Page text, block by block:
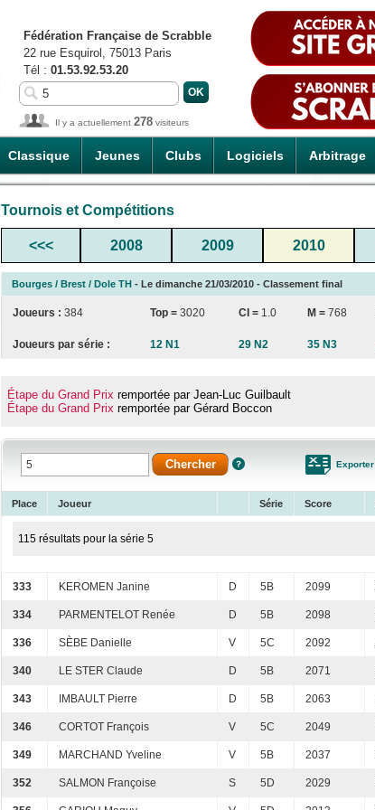
Classique Jeunes Clubs Logiciels Arbitrage
Fédération Française de Scrabble
22 rue Esquirol, 75013 Paris
Tél : 01.53.92.53.20
Il y a actuellement 278 visiteurs
Tournois et Compétitions
<<< 2008 2009 2010
Bourges / Brest / Dole TH - Le dimanche 21/03/2010 - Classement final
Joueurs : 384 Top = 3020 CI = 1.0 M = 768
Joueurs par série : 12 N1 29 N2 35 N3
Étape du Grand Prix remportée par Jean-Luc Guilbault
Étape du Grand Prix remportée par Gérard Boccon
Exporter
Place Joueur Série Score
115 résultats pour la série 5
333 KEROMEN Janine D 5B 2099
334 PARMENTELOT Renée D 5B 2098
336 SÈBE Danielle V 5C 2092
340 LE STER Claude D 5B 2071
343 IMBAULT Pierre D 5B 2063
346 CORTOT François V 5C 2049
349 MARCHAND Yveline V 5B 2037
352 SALMON Françoise S 5D 2029